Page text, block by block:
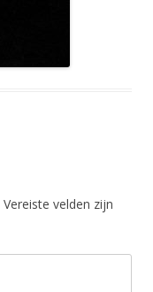
Vereiste velden zijn